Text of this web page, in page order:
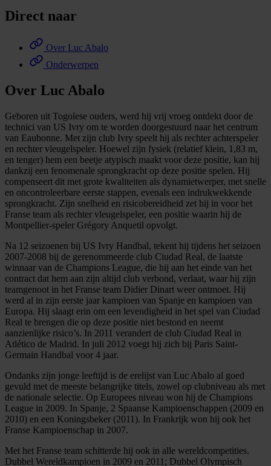
Direct naar
Over Luc Abalo
Onderwerpen
Over Luc Abalo
Geboren uit Togolese ouders, werd hij vrij vroeg ontdekt door de
technici van US Ivry om te worden doorgestuurd naar het centrum
van Eaubonne. Met zijn club Ivry speelt hij als rechter achterspeler
en rechter vleugelspeler. Hoewel zijn fysiek (relatief klein, 1,83 m,
en tenger) hem een beetje atypisch maakt voor deze positie, kan hij
dankzij een fenomenale sprongkracht op deze positie spelen. Hij
compenseert dit met grote kwaliteiten als dynamietwerper, met snelle
en oncontroleerbare eerste stappen, evenals een indrukwekkende
sprongkracht. Zijn snelheid en risicobereidheid zet hij in voor het
Franse team als rechter vleugelspeler, een positie waarin hij de
Montpellier-speler Grégory Anquetil opvolgt.
Na 12 seizoenen bij US Ivry Handbal, tekent hij tijdens het seizoen
2007-2008 bij de gerenommeerde club Ciudad Real, de laatste
winnaar van de Champions League, die hij aan het einde van het
contract dat hem aan zijn altijd club verbond, verlaat, waar hij zijn
teamgenoot in het Franse team Didier Dinart weer ontmoet. Hij
werd al in zijn eerste jaar kampioen van Spanje en kampioen van
Europa. Hij slaagt erin om een levendigheid in het spel van Ciudad
Real te brengen die op deze positie niet bestond en neemt
aanzienlijke risico’s. In 2011 verandert de club Ciudad Real in
Atlético de Madrid. In juli 2012 voegt hij zich bij Paris Saint-
Germain Handbal voor 4 jaar.
Ondanks zijn jonge leeftijd is de erelijst van Luc Abalo al goed
gevuld met de meeste belangrijke titels, zowel op clubniveau als met
de nationale selectie. Op Europees niveau won hij de Champions
League in 2009. In Spanje, 2 Spaanse Kampioenschappen (2009 en
2010) en een Koningsbeker (2011). In Frankrijk won hij ook het
Franse Kampioenschap in 2007.
Met het Franse team schitterde hij ook in alle wereldcompetities.
Dubbel Wereldkampioen in 2009 en 2011; Dubbel Olympisch